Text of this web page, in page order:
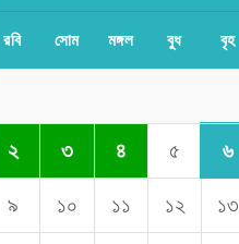
রবি সোম মঙ্গল বুধ বৃহ
২ ৩ ৪ ৫ ৬
৯ ১০ ১১ ১২ ১৩